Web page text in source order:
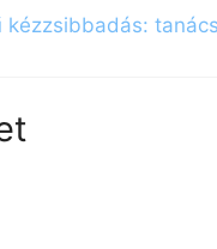
kézzsibbadás: